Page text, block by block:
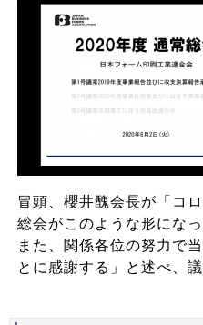
冒頭、櫻井醜会長が「コ
総会がこのような形にな
また、関係各位の努力で
とに感謝する」と述べ、